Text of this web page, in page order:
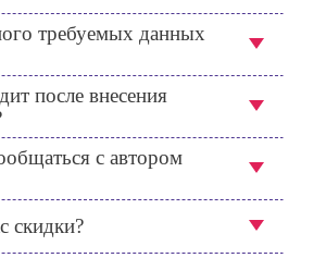
требуемых данных
после внесения
с автором
скидки?